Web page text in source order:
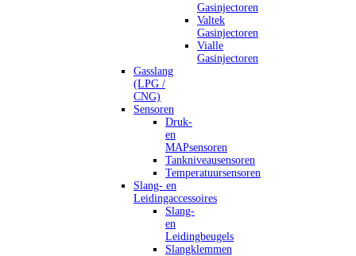
Gasinjectoren
Valtek
Gasinjectoren
Vialle
Gasinjectoren
Gasslang
(LPG /
CNG)
Sensoren
Druk-
en
MAPsensoren
Tankniveausensoren
Temperatuursensoren
Slang- en
Leidingaccessoires
Slang-
en
Leidingbeugels
Slangklemmen